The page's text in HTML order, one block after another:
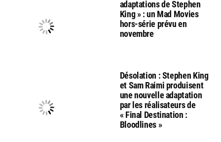
adaptations de Stephen
King » : un Mad Movies
hors-série prévu en
novembre
Désolation : Stephen King
et Sam Raimi produisent
une nouvelle adaptation
par les réalisateurs de
« Final Destination :
Bloodlines »